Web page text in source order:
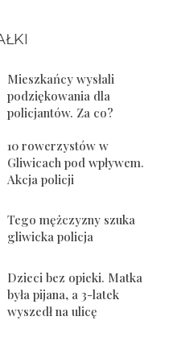
Mieszkańcy wysłali
podziękowania dla
policjantów. Za co?
10 rowerzystów w
Gliwicach pod wpływem.
Akcja policji
Tego mężczyzny szuka
gliwicka policja
Dzieci bez opieki. Matka
była pijana, a 3-latek
wyszedł na ulicę